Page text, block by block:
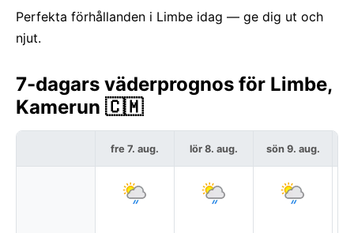
Perfekta förhållanden i Limbe idag — ge dig ut och
njut.
7-dagars väderprognos för Limbe,
Kamerun 🇨🇲
fre 7. aug. lör 8. aug. sön 9. aug.